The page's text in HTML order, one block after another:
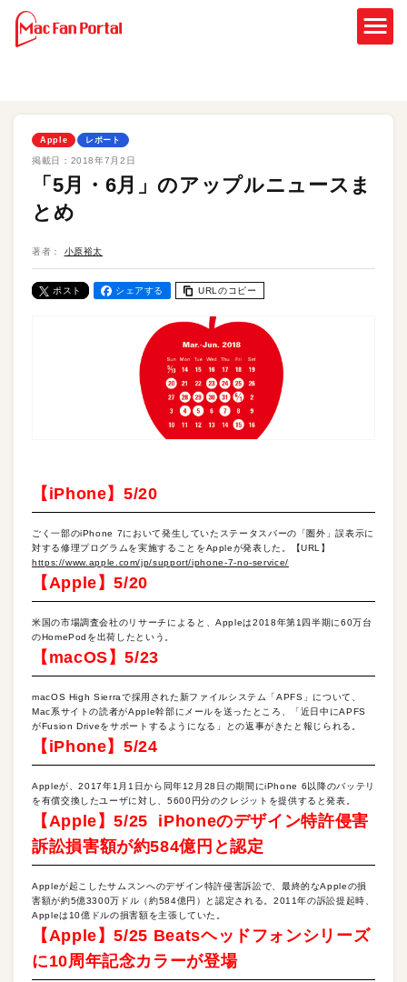
Apple レポート
掲載日： 2018年7月2日
「5月・6月」のアップルニュースま
とめ
著者： 小原裕太
ポスト シェアする URLのコピー
【iPhone】5/20
ごく一部のiPhone 7において発生していたステータスバーの「圏外」誤表示に
対する修理プログラムを実施することをAppleが発表した。【URL】
https://www.apple.com/jp/support/iphone-7-no-service/
【Apple】5/20
米国の市場調査会社のリサーチによると、Appleは2018年第1四半期に60万台
のHomePodを出荷したという。
【macOS】5/23
macOS High Sierraで採用された新ファイルシステム「APFS」について、
Mac系サイトの読者がApple幹部にメールを送ったところ、「近日中にAPFS
がFusion Driveをサポートするようになる」との返事がきたと報じられる。
【iPhone】5/24
Appleが、2017年1月1日から同年12月28日の期間にiPhone 6以降のバッテリ
を有償交換したユーザに対し、5600円分のクレジットを提供すると発表。
【Apple】5/25 iPhoneのデザイン特許侵害
訴訟損害額が約584億円と認定
Appleが起こしたサムスンへのデザイン特許侵害訴訟で、最終的なAppleの損
害額が約5億3300万ドル（約584億円）と認定される。2011年の訴訟提起時、
Appleは10億ドルの損害額を主張していた。
【Apple】5/25 Beatsヘッドフォンシリーズ
に10周年記念カラーが登場